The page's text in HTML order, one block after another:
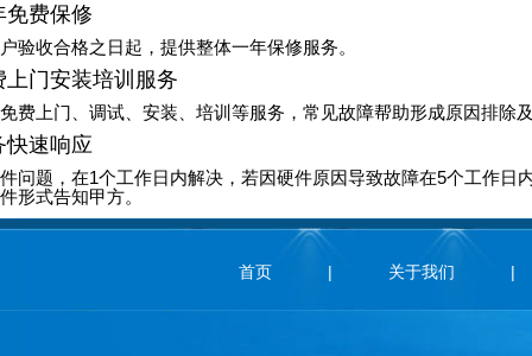
免费保修
验收合格之日起，提供整体一年保修服务。
上门安装培训服务
费上门、调试、安装、培训等服务，常见故障帮助形成原因排除
快速响应
问题，在1个工作日内解决，若因硬件原因导致故障在5个工作
形式告知甲方。
首页 | 关于我们 |